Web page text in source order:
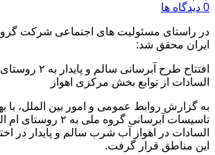
0 دیدگاه ها
در راستای مسئولیت های اجتماعی شرکت
ایران محقق شد:
افتتاح طرح
السادات از توابع بخش مرکزی اهواز
به گزارش روابط عمومی و امور بین الملل، با
تاسیسات آبرسانی گروه
السادات در اهواز آب شرب سالم و پایدار در
این مناطق قرار گرفت.